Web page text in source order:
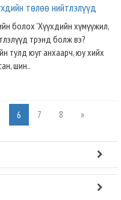
төлөө нийтлэлүүд
болох 'Хүүхдийн хүмүүжил,
трэнд болж вэ?
тулд юуг анхаарч, юу хийх
шин..
6 7 8 »